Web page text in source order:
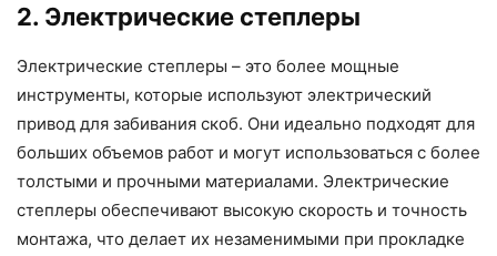
2. Электрические степлеры
Электрические степлеры – это более мощные
инструменты, которые используют электрический
привод для забивания скоб. Они идеально подходят для
больших объемов работ и могут использоваться с более
толстыми и прочными материалами. Электрические
степлеры обеспечивают высокую скорость и точность
монтажа, что делает их незаменимыми при прокладке